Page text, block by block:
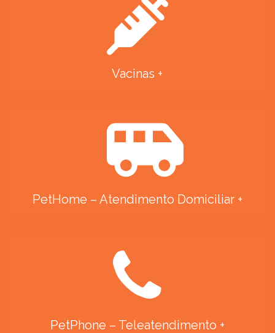
Vacinas +
PetHome – Atendimento Domiciliar +
PetPhone – Teleatendimento +